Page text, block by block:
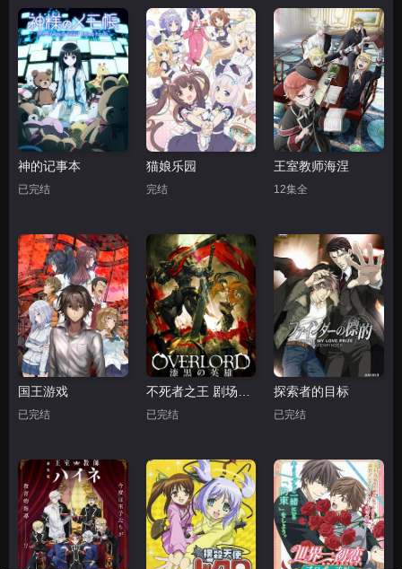
神的记事本
已完结
猫娘乐园
完结
王室教师海涅
12集全
国王游戏
已完结 已完结
探索者的目标
已完结